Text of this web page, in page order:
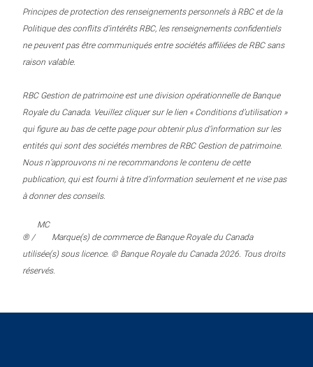
Principes de protection des renseignements personnels à RBC et de la
Politique des conflits d’intérêts RBC, les renseignements confidentiels
ne peuvent pas être communiqués entre sociétés affiliées de RBC sans
raison valable.
RBC Gestion de patrimoine est une division opérationnelle de Banque
Royale du Canada. Veuillez cliquer sur le lien « Conditions d’utilisation »
qui figure au bas de cette page pour obtenir plus d’information sur les
entités qui sont des sociétés membres de RBC Gestion de patrimoine.
Nous n’approuvons ni ne recommandons le contenu de cette
publication, qui est fourni à titre d’information seulement et ne vise pas
à donner des conseils.
® /
MC
Marque(s) de commerce de Banque Royale du Canada
utilisée(s) sous licence. © Banque Royale du Canada 2026. Tous droits
réservés.